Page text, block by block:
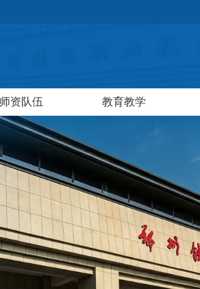
师资队伍 教育教学